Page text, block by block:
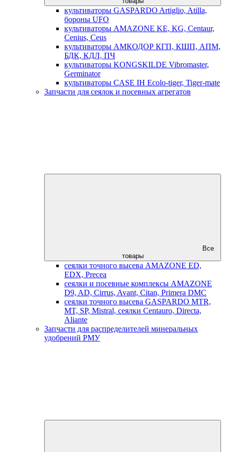
культиваторы GASPARDO Artiglio, Atilla,
бороны UFO
культиваторы AMAZONE KE, KG, Centaur,
Cenius, Ceus
культиваторы АМКОДОР КГП, КШП, АПМ,
БДК, КДЛ, ПЧ
культиваторы KONGSKILDE Vibromaster,
Germinator
культиваторы CASE IH Ecolo-tiger, Tiger-mate
Запчасти для сеялок и посевных агрегатов
Все
товары
сеялки точного высева AMAZONE ED,
EDX, Precea
сеялки и посевные комплексы AMAZONE
D9, AD, Cirrus, Avant, Citan, Primera DMC
сеялки точного высева GASPARDO MTR,
MT, SP, Mistral, сеялки Centauro, Directa,
Aliante
Запчасти для распределителей минеральных
удобрений РМУ